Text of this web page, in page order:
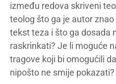
između redova skriveni
teolog što ga je autor
tekst teza i što ga dosada
raskrinkati? Je li moguće
tragove koji bi omogućili
nipošto ne smije pokazati?